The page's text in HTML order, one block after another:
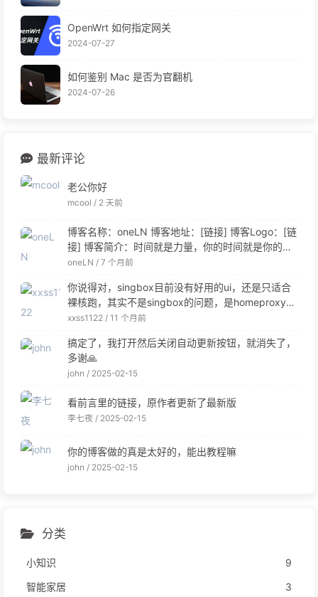
OpenWrt 如何指定网关
2024-07-27
如何鉴别 Mac 是否为官翻机
2024-07-26
最新评论
老公你好
mcool / 2 天前
博客名称：oneLN 博客地址：[链接] 博客Logo：[链
接] 博客简介：时间就是力量，你的时间就是你的力
量 联系邮箱：[链接]
oneLN / 7 个月前
你说得对，singbox目前没有好用的ui，还是只适合
裸核跑，其实不是singbox的问题，是homeproxy的
问题。 我也是试过之后转回了clash.meta
xxss1122 / 11 个月前
搞定了，我打开然后关闭自动更新按钮，就消失了，
多谢🙏
john / 2025-02-15
看前言里的链接，原作者更新了最新版
李七夜 / 2025-02-15
你的博客做的真是太好的，能出教程嘛
john / 2025-02-15
分类
小知识
9
智能家居
3